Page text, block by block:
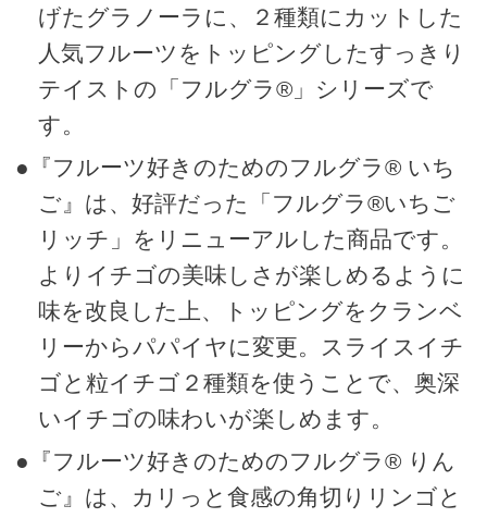
げたグラノーラに、２種類にカットした
人気フルーツをトッピングしたすっきり
テイストの「フルグラ®」シリーズで
す。
●『フルーツ好きのためのフルグラ® いち
ご』は、好評だった「フルグラ®いちご
リッチ」をリニューアルした商品です。
よりイチゴの美味しさが楽しめるように
味を改良した上、トッピングをクランベ
リーからパパイヤに変更。スライスイチ
ゴと粒イチゴ２種類を使うことで、奥深
いイチゴの味わいが楽しめます。
●『フルーツ好きのためのフルグラ® りん
ご』は、カリっと食感の角切りリンゴと